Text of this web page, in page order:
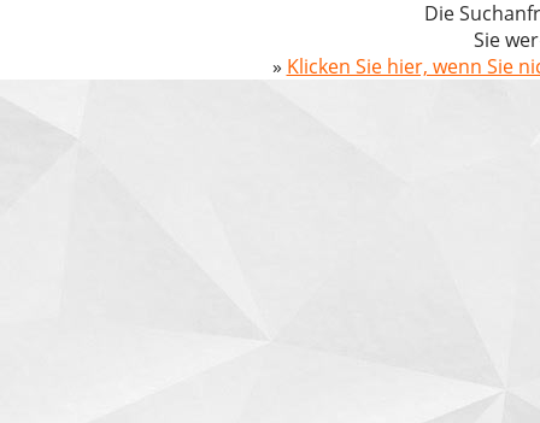
Die
Sie
» Klicken Sie hier, wenn Sie